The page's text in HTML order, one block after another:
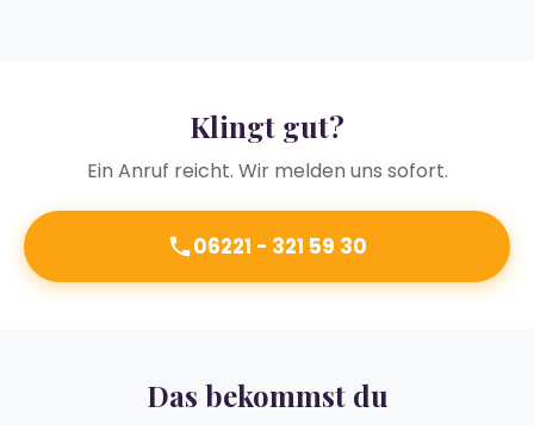
Klingt gut?
Ein Anruf reicht. Wir melden uns sofort.
06221 - 321 59 30
Das bekommst du